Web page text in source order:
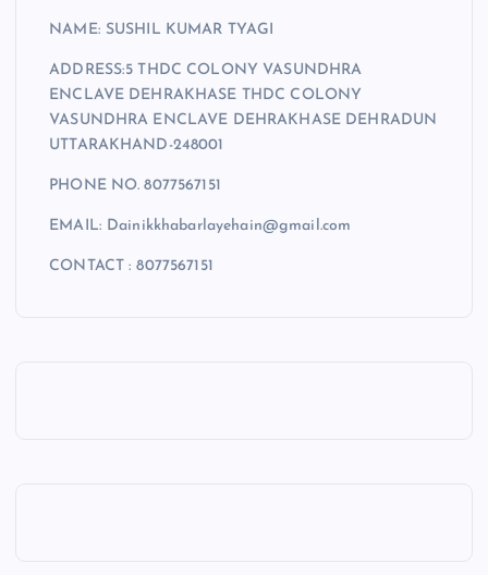
NAME: SUSHIL KUMAR TYAGI
ADDRESS:5 THDC COLONY VASUNDHRA
ENCLAVE DEHRAKHASE THDC COLONY
VASUNDHRA ENCLAVE DEHRAKHASE DEHRADUN
UTTARAKHAND-248001
PHONE NO. 8077567151
EMAIL: Dainikkhabarlayehain@gmail.com
CONTACT : 8077567151